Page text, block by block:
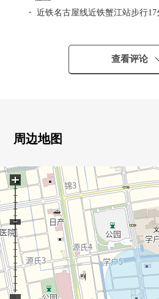
・ 近铁名古屋线近铁蟹江站步行17
▼建筑物的特徴
・ 有汽车空间2台分(出自车型的)
・ 在角地有开放感觉
・ 2面采光的亮的西式房间
▼设备
・ 与家族的会话兴奋起来的开放式
・ 附带洗碗机的组合厨房
・ 附带窗的亮的浴室
・ 1.2楼有厕所
・ 有地板下边储藏室
・ 收藏步入式衣帽间，充实
■ 在找想要的家方面给予帮助的
查看评论
周边地图
+